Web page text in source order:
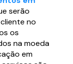
serão
no
os
na moeda
em